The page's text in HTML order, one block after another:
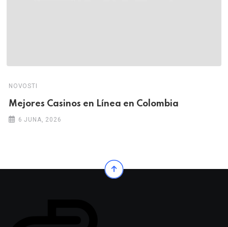
NOVOSTI
Mejores Casinos en Línea en Colombia
6 JUNA, 2026